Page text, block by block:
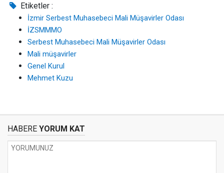
Etiketler :
İzmir Serbest Muhasebeci Mali Müşavirler Odası
İZSMMMO
Serbest Muhasebeci Mali Müşavirler Odası
Mali müşavirler
Genel Kurul
Mehmet Kuzu
HABERE YORUM KAT